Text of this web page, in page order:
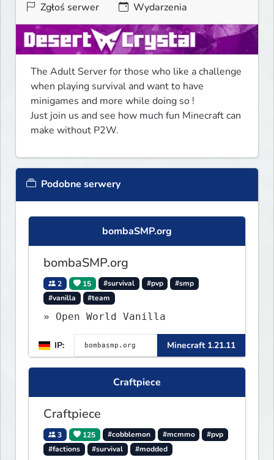
Zgłoś serwer Wydarzenia
The Adult Server for those who like a challenge
when playing survival and want to have
minigames and more while doing so !
Just join us and see how much fun Minecraft can
make without P2W.
Podobne serwery
bombaSMP.org
bombaSMP.org
2 15 #survival #pvp
#smp
#vanilla
#team
» Open World Vanilla
IP: Minecraft 1.21.11
Craftpiece
Craftpiece
3 125 #cobblemon #mcmmo
#pvp
#factions
#survival #modded